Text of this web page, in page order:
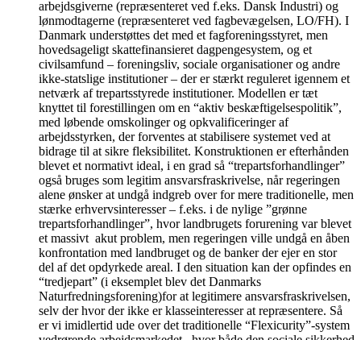
arbejdsgiverne (repræsenteret ved f.eks. Dansk Industri) og
lønmodtagerne (repræsenteret ved fagbevægelsen, LO/FH). I
Danmark understøttes det med et fagforeningsstyret, men
hovedsageligt skattefinansieret dagpengesystem, og et
civilsamfund – foreningsliv, sociale organisationer og andre
ikke-statslige institutioner – der er stærkt reguleret igennem et
netværk af trepartsstyrede institutioner. Modellen er tæt
knyttet til forestillingen om en “aktiv beskæftigelsespolitik”,
med løbende omskolinger og opkvalificeringer af
arbejdsstyrken, der forventes at stabilisere systemet ved at
bidrage til at sikre fleksibilitet. Konstruktionen er efterhånden
blevet et normativt ideal, i en grad så “trepartsforhandlinger”
også bruges som legitim ansvarsfraskrivelse, når regeringen
alene ønsker at undgå indgreb over for mere traditionelle, men
stærke erhvervsinteresser – f.eks. i de nylige ”grønne
trepartsforhandlinger”, hvor landbrugets forurening var blevet
et massivt akut problem, men regeringen ville undgå en åben
konfrontation med landbruget og de banker der ejer en stor
del af det opdyrkede areal. I den situation kan der opfindes en
“tredjepart” (i eksemplet blev det Danmarks
Naturfredningsforening)for at legitimere ansvarsfraskrivelsen,
selv der hvor der ikke er klasseinteresser at repræsentere. Så
er vi imidlertid ude over det traditionelle “Flexicurity”-system